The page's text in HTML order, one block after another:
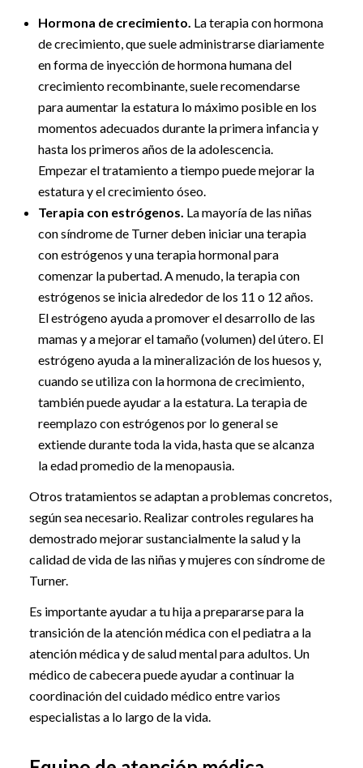
Hormona de crecimiento. La terapia con hormona
de crecimiento, que suele administrarse diariamente
en forma de inyección de hormona humana del
crecimiento recombinante, suele recomendarse
para aumentar la estatura lo máximo posible en los
momentos adecuados durante la primera infancia y
hasta los primeros años de la adolescencia.
Empezar el tratamiento a tiempo puede mejorar la
estatura y el crecimiento óseo.
Terapia con estrógenos. La mayoría de las niñas
con síndrome de Turner deben iniciar una terapia
con estrógenos y una terapia hormonal para
comenzar la pubertad. A menudo, la terapia con
estrógenos se inicia alrededor de los 11 o 12 años.
El estrógeno ayuda a promover el desarrollo de las
mamas y a mejorar el tamaño (volumen) del útero. El
estrógeno ayuda a la mineralización de los huesos y,
cuando se utiliza con la hormona de crecimiento,
también puede ayudar a la estatura. La terapia de
reemplazo con estrógenos por lo general se
extiende durante toda la vida, hasta que se alcanza
la edad promedio de la menopausia.
Otros tratamientos se adaptan a problemas concretos,
según sea necesario. Realizar controles regulares ha
demostrado mejorar sustancialmente la salud y la
calidad de vida de las niñas y mujeres con síndrome de
Turner.
Es importante ayudar a tu hija a prepararse para la
transición de la atención médica con el pediatra a la
atención médica y de salud mental para adultos. Un
médico de cabecera puede ayudar a continuar la
coordinación del cuidado médico entre varios
especialistas a lo largo de la vida.